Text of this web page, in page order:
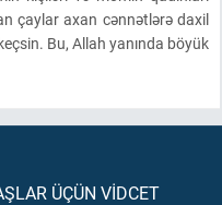
çaylar axan cənnətlərə daxil
Bu, Allah yanında böyük
ÜÇÜN VİDCET